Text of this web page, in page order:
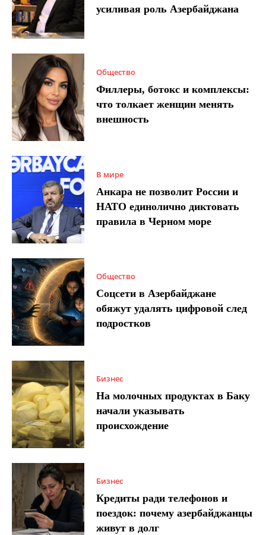
усиливая роль Азербайджана
Общество
Филлеры, ботокс и комплексы:
что толкает женщин менять
внешность
В мире
Анкара не позволит России и
НАТО единолично диктовать
правила в Черном море
Общество
Соцсети в Азербайджане
обяжут удалять цифровой след
подростков
Бизнес
На молочных продуктах в Баку
начали указывать
происхождение
Бизнес
Кредиты ради телефонов и
поездок: почему азербайджанцы
живут в долг